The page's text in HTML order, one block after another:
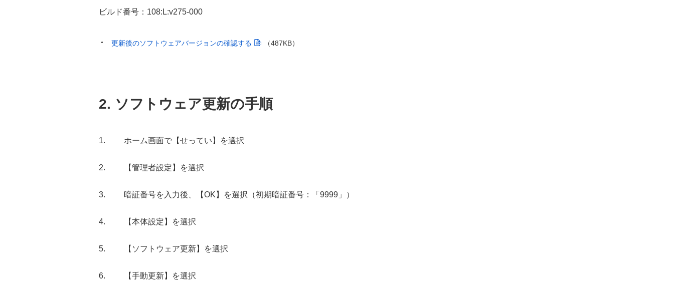
ビルド番号：108:L:v275-000
更新後のソフトウェアバージョンの確認する （487KB）
2. ソフトウェア更新の手順
ホーム画面で【せってい】を選択
【管理者設定】を選択
暗証番号を入力後、【OK】を選択（初期暗証番号：「9999」）
【本体設定】を選択
【ソフトウェア更新】を選択
【手動更新】を選択